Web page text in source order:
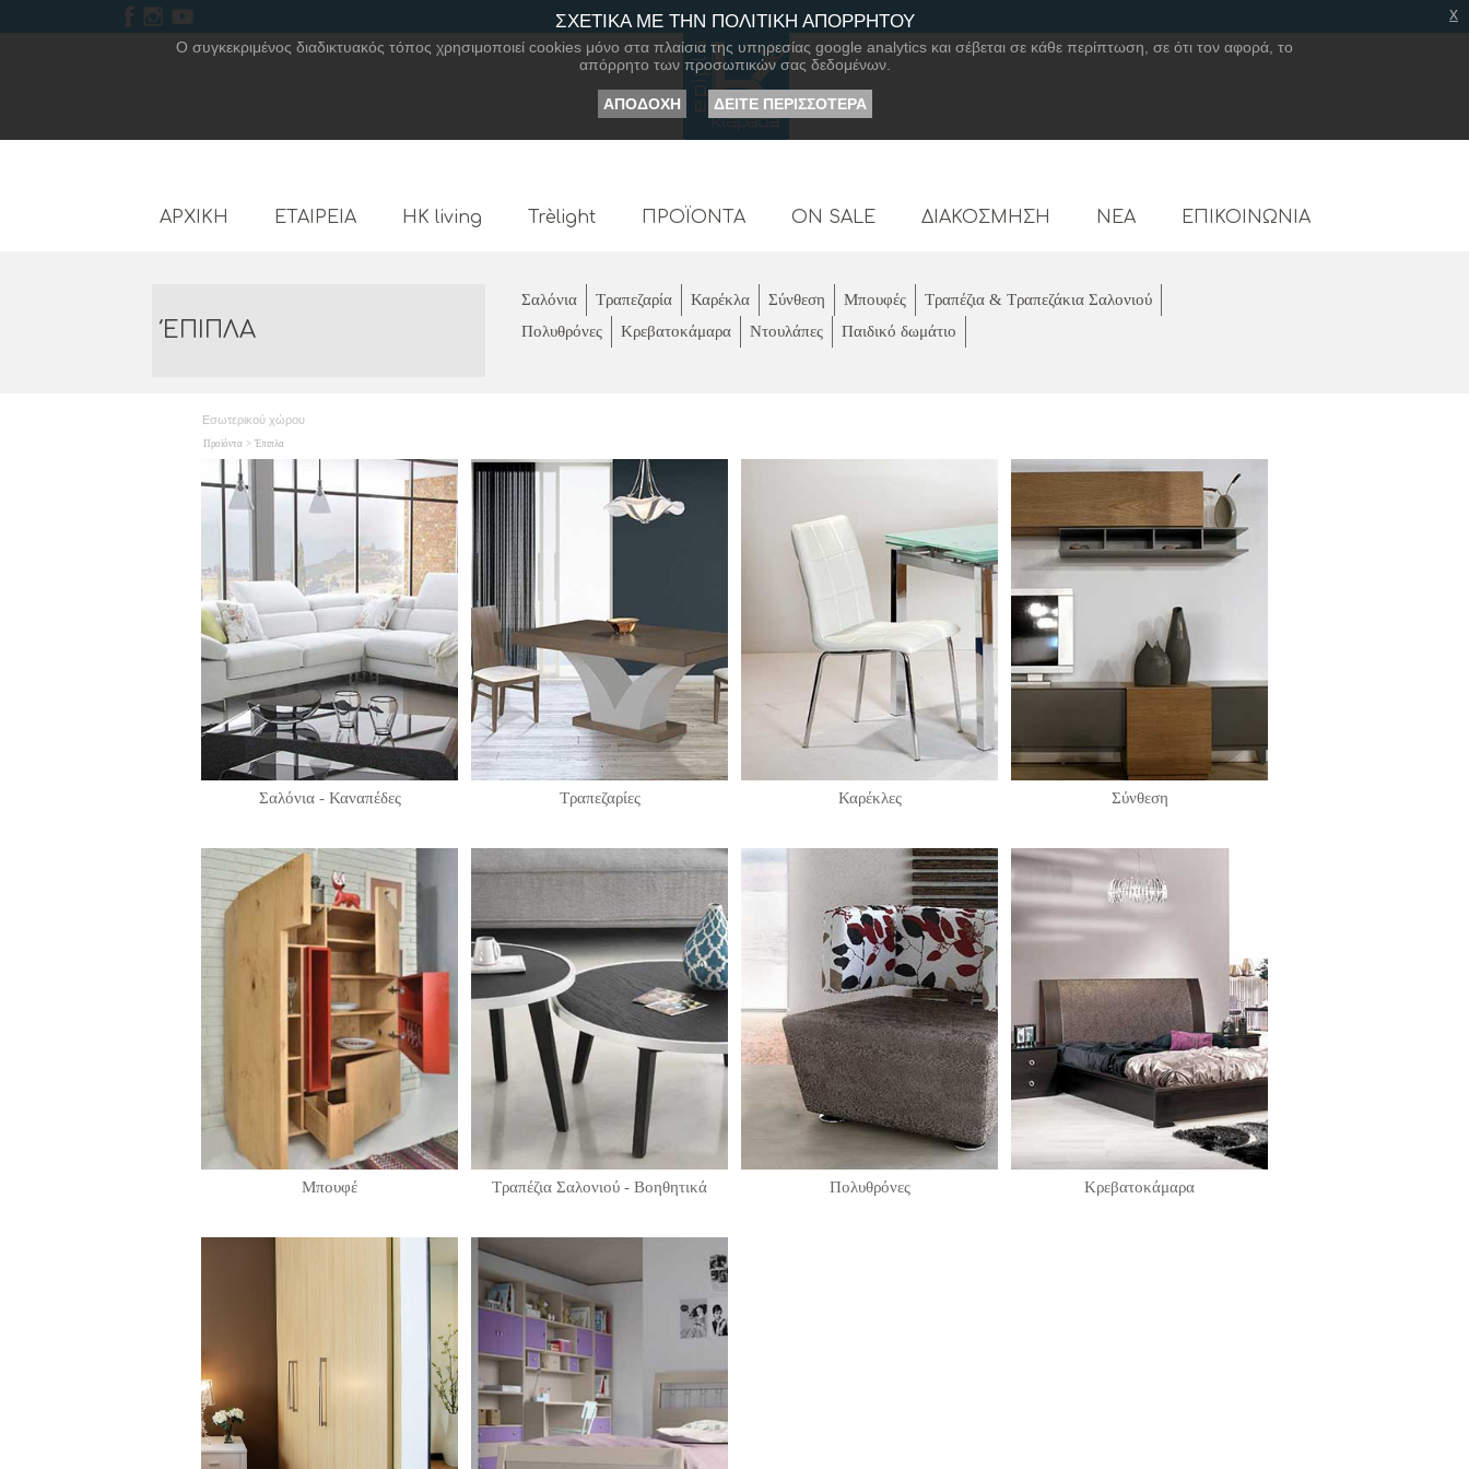
ΑΡΧΙΚΗ ΕΤΑΙΡΕΙΑ HK living Trèlight ΠΡΟΪΟΝΤΑ ON SALE ΔΙΑΚΟΣΜΗΣΗ ΝΕΑ ΕΠΙΚΟΙΝΩΝΙΑ
ΈΠΙΠΛΑ
Σαλόνια Τραπεζαρία Καρέκλα Σύνθεση Μπουφές
Τραπέζια & Τραπεζάκια Σαλονιού
Πολυθρόνες
Κρεβατοκάμαρα Ντουλάπες Παιδικό δωμάτιο
Εσωτερικού χώρου
Προϊόντα > Έπιπλα
Σαλόνια - Καναπέδες Τραπεζαρίες Καρέκλες Σύνθεση
Μπουφέ Τραπέζια Σαλονιού - Βοηθητικά Πολυθρόνες Κρεβατοκάμαρα
ΣΧΕΤΙΚΑ ΜΕ ΤΗΝ ΠΟΛΙΤΙΚΗ ΑΠΟΡΡΗΤΟΥ
Ο συγκεκριμένος διαδικτυακός τόπος χρησιμοποιεί cookies μόνο στα πλαίσια της υπηρεσίας google analytics και σέβεται σε κάθε περίπτωση, σε ότι τον αφορά, το
απόρρητο των προσωπικών σας δεδομένων.
ΑΠΟΔΟΧΗ ΔΕΙΤΕ ΠΕΡΙΣΣΟΤΕΡΑ
x